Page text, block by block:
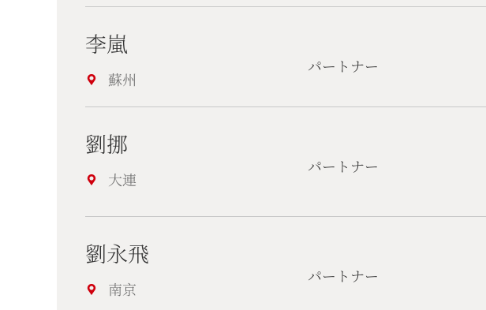
李嵐
蘇州
パートナー
劉挪
大連
パートナー
劉永飛
南京
パートナー